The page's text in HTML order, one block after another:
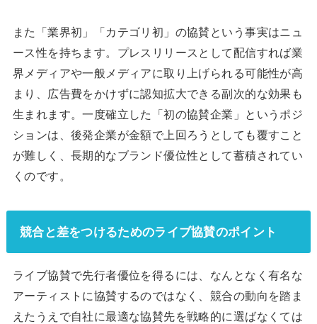
また「業界初」「カテゴリ初」の協賛という事実はニュ
ース性を持ちます。プレスリリースとして配信すれば業
界メディアや一般メディアに取り上げられる可能性が高
まり、広告費をかけずに認知拡大できる副次的な効果も
生まれます。一度確立した「初の協賛企業」というポジ
ションは、後発企業が金額で上回ろうとしても覆すこと
が難しく、長期的なブランド優位性として蓄積されてい
くのです。
競合と差をつけるためのライブ協賛のポイント
ライブ協賛で先行者優位を得るには、なんとなく有名な
アーティストに協賛するのではなく、競合の動向を踏ま
えたうえで自社に最適な協賛先を戦略的に選ばなくては